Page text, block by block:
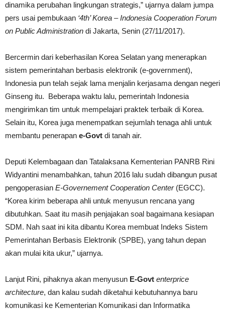
dinamika perubahan lingkungan strategis,” ujarnya dalam jumpa
pers usai pembukaan ‘4th’ Korea – Indonesia Cooperation Forum
on Public Administration di Jakarta, Senin (27/11/2017).
Bercermin dari keberhasilan Korea Selatan yang menerapkan
sistem pemerintahan berbasis elektronik (e-government),
Indonesia pun telah sejak lama menjalin kerjasama dengan negeri
Ginseng itu. Beberapa waktu lalu, pemerintah Indonesia
mengirimkan tim untuk mempelajari praktek terbaik di Korea.
Selain itu, Korea juga menempatkan sejumlah tenaga ahli untuk
membantu penerapan e-Govt di tanah air.
Deputi Kelembagaan dan Tatalaksana Kementerian PANRB Rini
Widyantini menambahkan, tahun 2016 lalu sudah dibangun pusat
pengoperasian E-Governement Cooperation Center(EGCC).
“Korea kirim beberapa ahli untuk menyusun rencana yang
dibutuhkan. Saat itu masih penjajakan soal bagaimana kesiapan
SDM. Nah saat ini kita dibantu Korea membuat Indeks Sistem
Pemerintahan Berbasis Elektronik (SPBE), yang tahun depan
akan mulai kita ukur,” ujarnya.
Lanjut Rini, pihaknya akan menyusun E-Govt enterprice
architecture, dan kalau sudah diketahui kebutuhannya baru
komunikasi ke Kementerian Komunikasi dan Informatika